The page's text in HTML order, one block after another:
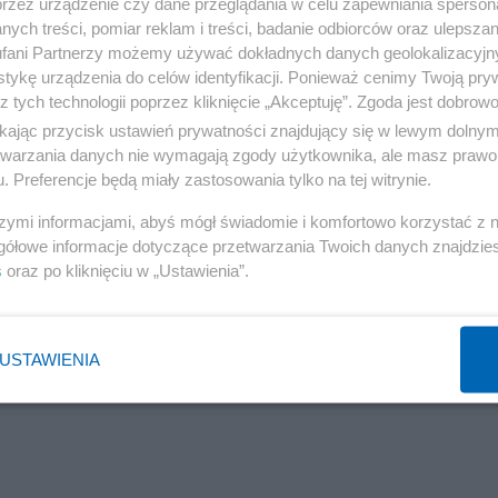
rosyjską i białoruską propagandę. Wywalił kiedyś, że
radiu powiedział, że Putin, Łukaszenka i Xi Jinping to
On sam się broni, że to wyrwane z kontekstu –
medyczne, i że jego słowa to tylko odpowiedzi na
tłumaczy jako przypadek, gdzie redaktor wcisnął
zgadza. Eksperci, jak dr Michał Marek, twierdzą, że
że wsparcie dla Ukrainy to sprzeczność z ideą pokoju.
uchodzić za pacyfistę, ale jego teksty często pachną
treści, pomiar reklam i treści, badanie odbiorców oraz
Partnerzy możemy używać dokładnych danych
urządzenia do celów identyfikacji. Ponieważ cenimy Twoją
tych technologii poprzez kliknięcie „Akceptuję”. Zgoda jest
przycisk ustawień prywatności znajdujący się w lewym
danych nie wymagają zgody użytkownika, ale masz
Preferencje będą miały zastosowania tylko na tej witrynie.
informacjami, abyś mógł świadomie i komfortowo korzystać z
informacje dotyczące przetwarzania Twoich danych
oraz po kliknięciu w „Ustawienia”.
USTAWIENIA